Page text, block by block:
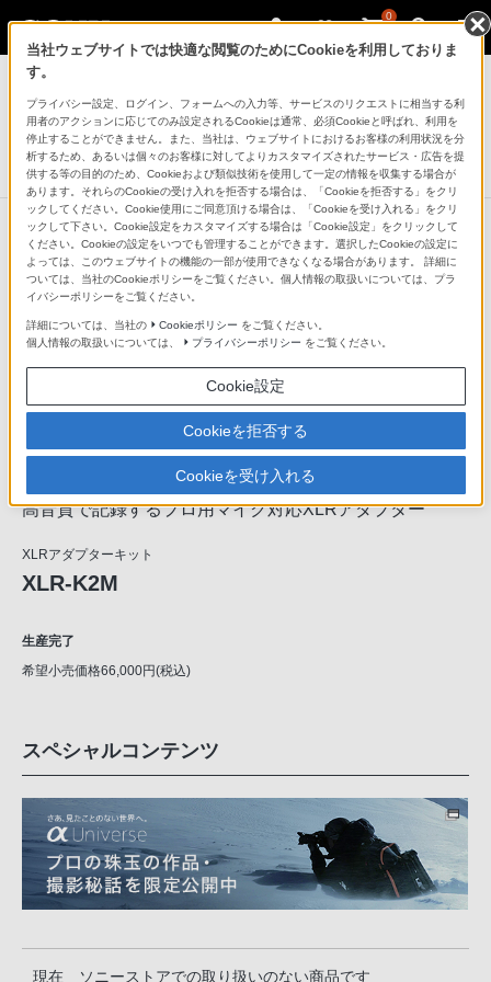
0
デジタル一眼カメラ α（アルファ）
XLRアダプターキット
XLR-K2M
DISCONTINUED 生産完了
高音質で記録するプロ用マイク対応XLRアダプター
XLRアダプターキット
XLR-K2M
生産完了
希望小売価格66,000円(税込)
スペシャルコンテンツ
現在 ソニーストアでの取り扱いのない商品です
当社ウェブサイトでは快適な閲覧のためにCookieを利用しておりま
す。
プライバシー設定、ログイン、フォームへの入力等、サービスのリクエストに相当する利
用者のアクションに応じてのみ設定されるCookieは通常、必須Cookieと呼ばれ、利用を
停止することができません。また、当社は、ウェブサイトにおけるお客様の利用状況を分
析するため、あるいは個々のお客様に対してよりカスタマイズされたサービス・広告を提
供する等の目的のため、Cookieおよび類似技術を使用して一定の情報を収集する場合が
あります。それらのCookieの受け入れを拒否する場合は、「Cookieを拒否する」をクリ
ックしてください。Cookie使用にご同意頂ける場合は、「Cookieを受け入れる」をクリ
ックして下さい。Cookie設定をカスタマイズする場合は「Cookie設定」をクリックして
ください。Cookieの設定をいつでも管理することができます。選択したCookieの設定に
よっては、このウェブサイトの機能の一部が使用できなくなる場合があります。 詳細に
ついては、当社のCookieポリシーをご覧ください。個人情報の取扱いについては、プラ
イバシーポリシーをご覧ください。
詳細については、当社の Cookieポリシー をご覧ください。
個人情報の取扱いについては、
プライバシーポリシー をご覧ください。
Cookie設定
Cookieを拒否する
Cookieを受け入れる